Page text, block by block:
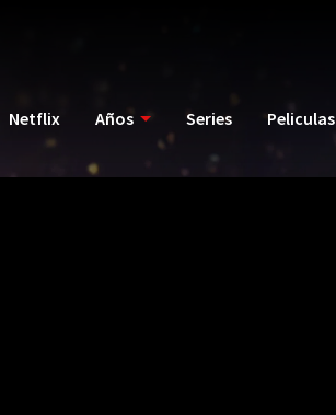
Netflix Años Series Peliculas